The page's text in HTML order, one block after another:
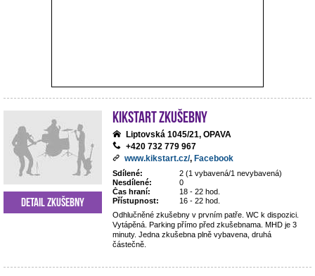
Kikstart zkušebny
Liptovská 1045/21, OPAVA
+420 732 779 967
www.kikstart.cz/, Facebook
Sdílené:
2 (1 vybavená/1 nevybavená)
Nesdílené:
0
Čas hraní:
18 - 22 hod.
Přístupnost:
16 - 22 hod.
Odhlučněné zkušebny v prvním patře. WC k dispozici.
Vytápěná. Parking přímo před zkušebnama. MHD je 3
minuty. Jedna zkušebna plně vybavena, druhá
částečně.
Detail zkušebny